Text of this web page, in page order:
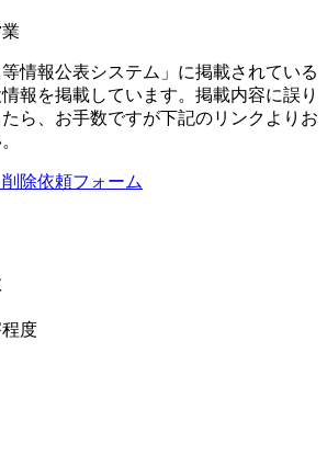
等情報公表システム」に掲載されている
報を掲載しています。掲載内容に誤り
ら、お手数ですが下記のリンクよりお
除依頼フォーム
度